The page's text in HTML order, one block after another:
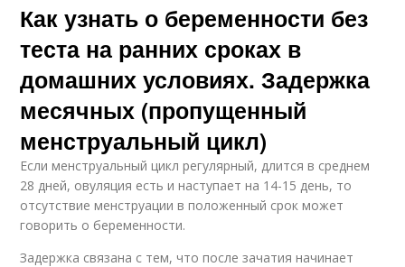
Как узнать о беременности без
теста на ранних сроках в
домашних условиях. Задержка
месячных (пропущенный
менструальный цикл)
Если менструальный цикл регулярный, длится в среднем
28 дней, овуляция есть и наступает на 14-15 день, то
отсутствие менструации в положенный срок может
говорить о беременности.
Задержка связана с тем, что после зачатия начинает